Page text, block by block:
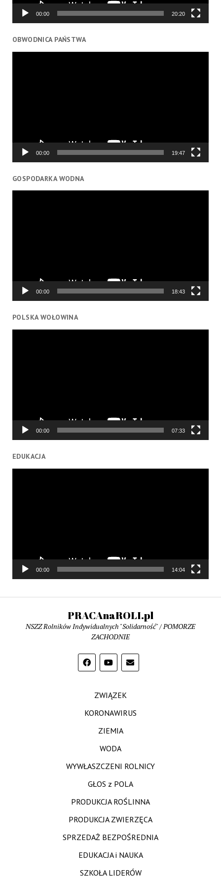
00:00 20:20
OBWODNICA PAŃSTWA
00:00 19:47
GOSPODARKA WODNA
00:00 18:43
POLSKA WOŁOWINA
00:00 07:33
EDUKACJA
00:00 14:04
PRACAnaROLI.pl
NSZZ Rolników Indywidualnych "Solidarność" / POMORZE
ZACHODNIE
ZWIĄZEK
KORONAWIRUS
ZIEMIA
WODA
WYWŁASZCZENI ROLNICY
GŁOS z POLA
PRODUKCJA ROŚLINNA
PRODUKCJA ZWIERZĘCA
SPRZEDAŻ BEZPOŚREDNIA
EDUKACJA i NAUKA
SZKOŁA LIDERÓW